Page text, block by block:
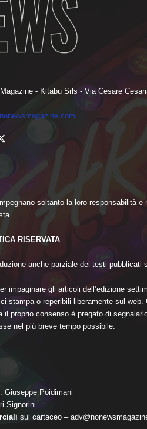
- Kitabu Srls - Via Cesare
soltanto la loro responsabilità
RISERVATA
anche parziale dei testi pubblicati
impaginare gli articoli dell’edizione
stampa o reperibili liberamente sul
il proprio consenso è pregato di
nel più breve tempo possibile.
: Giuseppe Poidimani
Signorini
sul cartaceo –